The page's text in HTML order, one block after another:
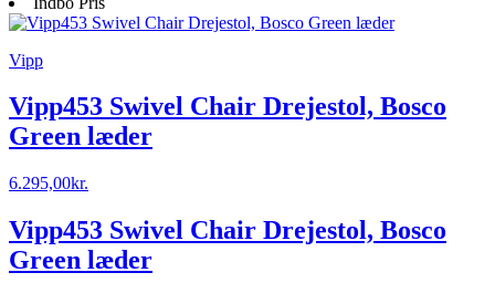
Vipp
Vipp453 Swivel Chair Drejestol, Bosco
Green læder
6.295,00kr.
Vipp453 Swivel Chair Drejestol, Bosco
Green læder